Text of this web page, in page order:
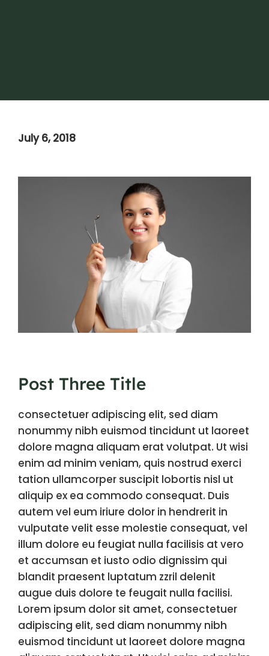
July 6, 2018
Post Three Title
consectetuer adipiscing elit, sed diam
nonummy nibh euismod tincidunt ut laoreet
dolore magna aliquam erat volutpat. Ut wisi
enim ad minim veniam, quis nostrud exerci
tation ullamcorper suscipit lobortis nisl ut
aliquip ex ea commodo consequat. Duis
autem vel eum iriure dolor in hendrerit in
vulputate velit esse molestie consequat, vel
illum dolore eu feugiat nulla facilisis at vero
et accumsan et iusto odio dignissim qui
blandit praesent luptatum zzril delenit
augue duis dolore te feugait nulla facilisi.
Lorem ipsum dolor sit amet, consectetuer
adipiscing elit, sed diam nonummy nibh
euismod tincidunt ut laoreet dolore magna